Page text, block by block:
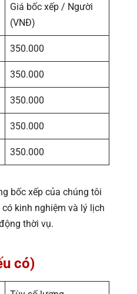
Giá bốc xếp / Người
(VNĐ)
350.000
350.000
350.000
350.000
350.000
bốc xếp của chúng tôi
kinh nghiệm và lý lịch
thời vụ.
có)